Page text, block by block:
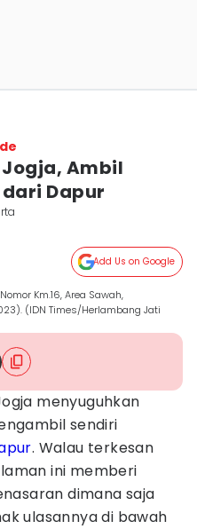
Ambil
Dapur
Add Us on Google
Km.16, Area Sawah,
(IDN Times/Herlambang Jati
menyuguhkan
sendiri
. Walau terkesan
ini memberi
dimana saja
ulasannya di bawah